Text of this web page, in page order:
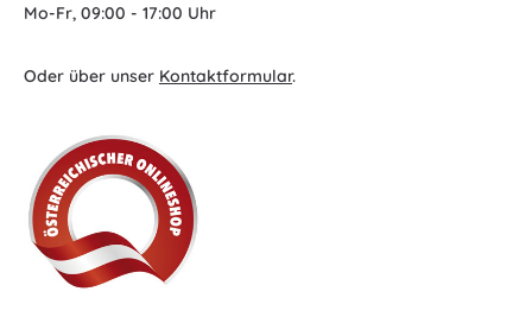
Mo-Fr, 09:00 - 17:00 Uhr
Oder über unser Kontaktformular.